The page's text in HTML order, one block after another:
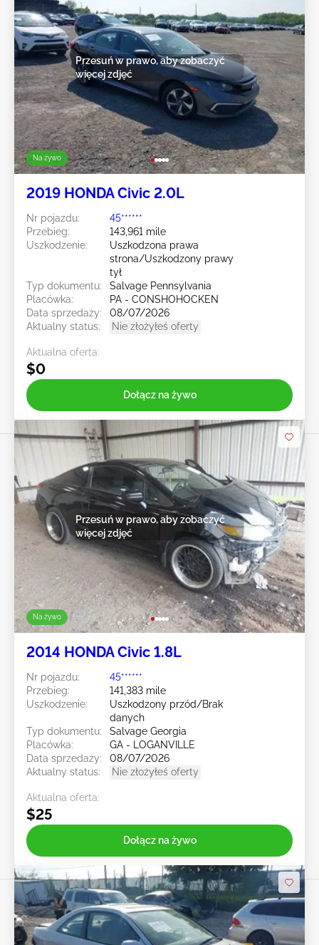
Na żywo
Przesuń w prawo, aby zobaczyć
więcej zdjęć
2019 HONDA Civic 2.0L
Nr pojazdu:
45******
Przebieg:
143,961 mile
Uszkodzenie:
Uszkodzona prawa
strona/Uszkodzony prawy
tył
Typ dokumentu:
Salvage Pennsylvania
Placówka:
PA - CONSHOHOCKEN
Data sprzedaży:
08/07/2026
Aktualny status:
Nie złożyłeś oferty
Aktualna oferta:
$0
Dołącz na żywo
Na żywo
Przesuń w prawo, aby zobaczyć
więcej zdjęć
2014 HONDA Civic 1.8L
Nr pojazdu:
45******
Przebieg:
141,383 mile
Uszkodzenie:
Uszkodzony przód/Brak
danych
Typ dokumentu:
Salvage Georgia
Placówka:
GA - LOGANVILLE
Data sprzedaży:
08/07/2026
Aktualny status:
Nie złożyłeś oferty
Aktualna oferta:
$25
Dołącz na żywo